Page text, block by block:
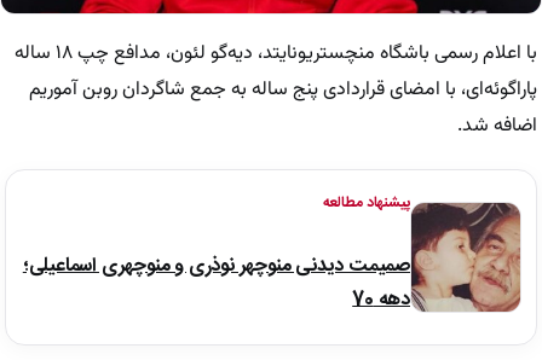
با اعلام رسمی باشگاه منچستریونایتد، دیه‌گو لئون، مدافع چپ ۱۸ ساله
پاراگوئه‌ای، با امضای قراردادی پنج ساله به جمع شاگردان روبن آموریم
اضافه شد.
پیشنهاد مطالعه
صمیمت دیدنی منوچهر نوذری و منوچهری اسماعیلی؛
دهه 70